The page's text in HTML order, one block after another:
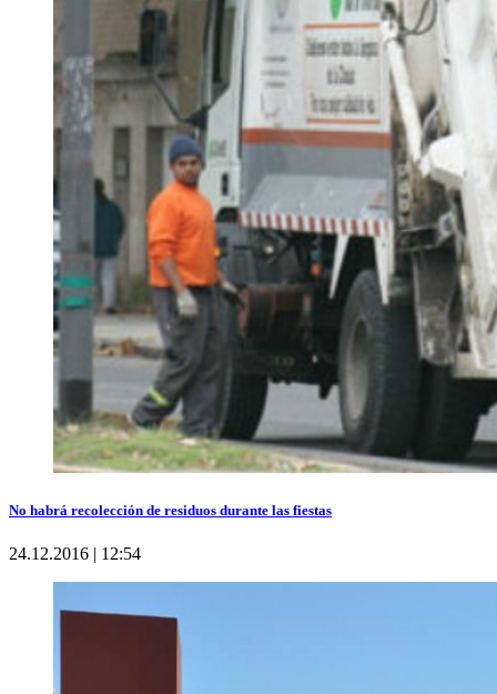
No habrá recolección de residuos durante las fiestas
24.12.2016 | 12:54